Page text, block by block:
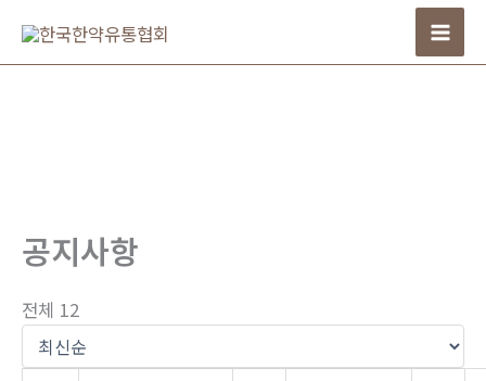
츠
공지사항
전체 12